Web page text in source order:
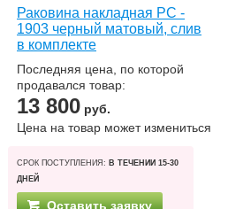
Раковина накладная РС -
1903 черный матовый, слив
в комплекте
Последняя цена, по которой
продавался товар:
13 800 руб.
Цена на товар может измениться
СРОК ПОСТУПЛЕНИЯ: В ТЕЧЕНИИ 15-30
ДНЕЙ
Оставить заявку